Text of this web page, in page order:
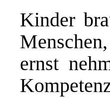
Kinder
ernst